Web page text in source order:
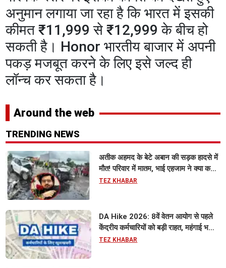
अनुमान लगाया जा रहा है कि भारत में इसकी
कीमत ₹11,999 से ₹12,999 के बीच हो
सकती है। Honor भारतीय बाजार में अपनी
पकड़ मजबूत करने के लिए इसे जल्द ही
लॉन्च कर सकता है।
Around the web
TRENDING NEWS
अतीक अहमद के बेटे अबान की सड़क हादसे में
मौत! परिवार में मातम, भाई एहजाम ने क्या कहा?
जानिए पूरा मामला
TEZ KHABAR
DA Hike 2026: 8वें वेतन आयोग से पहले
केंद्रीय कर्मचारियों को बड़ी राहत, महंगाई भत्ता
63% होने की संभावना
TEZ KHABAR